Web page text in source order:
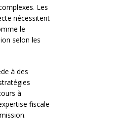
Les
nécessitent
le
selon les
à des
à
fiscale